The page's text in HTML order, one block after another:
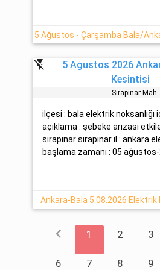
flash_off
5 Ağustos 2026
Kesintisi
Sirapinar Mah.
ilçesi : bala elektrik noksanlığı
açıklama : şebeke arızası
sırapınar sırapınar il : ankara
başlama zamanı : 05 ağustos-
Ankara-Bala 5.08.2026 Elektrik
chevron_left 1 2 3
6 7 8 9